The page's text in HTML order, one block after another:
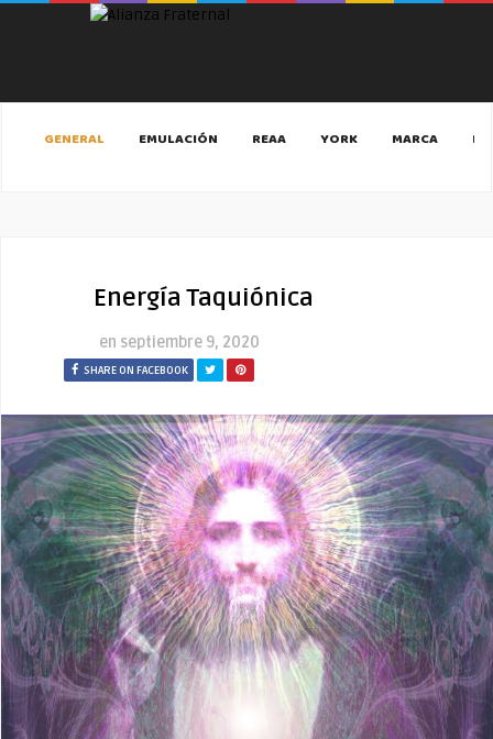
GENERAL EMULACIÓN REAA YORK MARCA
Energía Taquiónica
en septiembre 9, 2020
SHARE ON FACEBOOK